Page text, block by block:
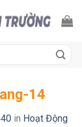
14
in Hoạt Động